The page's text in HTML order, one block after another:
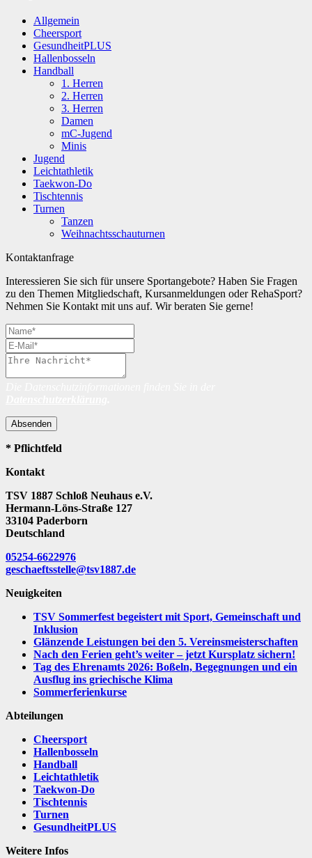
Allgemein
Cheersport
GesundheitPLUS
Hallenbosseln
Handball
1. Herren
2. Herren
3. Herren
Damen
mC-Jugend
Minis
Jugend
Leichtathletik
Taekwon-Do
Tischtennis
Turnen
Tanzen
Weihnachtsschauturnen
Kontaktanfrage
Interessieren Sie sich für unsere Sportangebote? Haben Sie Fragen
zu den Themen Mitgliedschaft, Kursanmeldungen oder RehaSport?
Nehmen Sie Kontakt mit uns auf. Wir beraten Sie gerne!
Absenden
* Pflichtfeld
Kontakt
TSV 1887 Schloß Neuhaus e.V.
Hermann-Löns-Straße 127
33104 Paderborn
Deutschland
05254-6622976
geschaeftsstelle@tsv1887.de
Neuigkeiten
TSV Sommerfest begeistert mit Sport, Gemeinschaft und
Inklusion
Glänzende Leistungen bei den 5. Vereinsmeisterschaften
Nach den Ferien geht’s weiter – jetzt Kursplatz sichern!
Tag des Ehrenamts 2026: Boßeln, Begegnungen und ein
Ausflug ins griechische Klima
Sommerferienkurse
Abteilungen
Cheersport
Hallenbosseln
Handball
Leichtathletik
Taekwon-Do
Tischtennis
Turnen
GesundheitPLUS
Weitere Infos